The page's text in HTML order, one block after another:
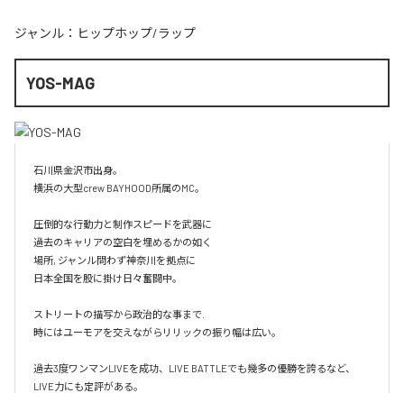
ジャンル： ヒップホップ/ラップ
YOS-MAG
石川県金沢市出身。
横浜の大型crew BAYHOOD所属のMC。
圧倒的な行動力と制作スピードを武器に
過去のキャリアの空白を埋めるかの如く
場所, ジャンル問わず神奈川を拠点に
日本全国を股に掛け日々奮闘中。
ストリートの描写から政治的な事まで.
時にはユーモアを交えながらリリックの振り幅は広い。
過去3度ワンマンLIVEを成功、LIVE BATTLEでも幾多の優勝を誇るなど、
LIVE力にも定評がある。